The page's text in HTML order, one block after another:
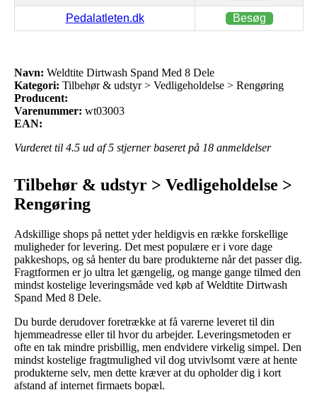
Pedalatleten.dk Besøg
Navn: Weldtite Dirtwash Spand Med 8 Dele
Kategori: Tilbehør & udstyr > Vedligeholdelse > Rengøring
Producent:
Varenummer: wt03003
EAN:
Vurderet til 4.5 ud af 5 stjerner baseret på 18 anmeldelser
Tilbehør & udstyr > Vedligeholdelse >
Rengøring
Adskillige shops på nettet yder heldigvis en række forskellige
muligheder for levering. Det mest populære er i vore dage
pakkeshops, og så henter du bare produkterne når det passer dig.
Fragtformen er jo ultra let gængelig, og mange gange tilmed den
mindst kostelige leveringsmåde ved køb af Weldtite Dirtwash
Spand Med 8 Dele.
Du burde derudover foretrække at få varerne leveret til din
hjemmeadresse eller til hvor du arbejder. Leveringsmetoden er
ofte en tak mindre prisbillig, men endvidere virkelig simpel. Den
mindst kostelige fragtmulighed vil dog utvivlsomt være at hente
produkterne selv, men dette kræver at du opholder dig i kort
afstand af internet firmaets bopæl.